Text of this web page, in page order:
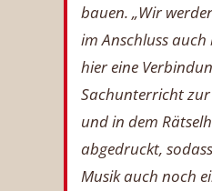
bauen. „Wir
im Anschluss auch
hier eine
Sachunterricht
und in dem
abgedruckt,
Musik auch noch